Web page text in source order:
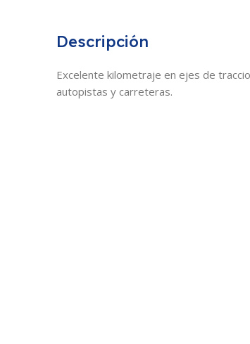
Descripción
Excelente kilometraje en ejes de
autopistas y carreteras.